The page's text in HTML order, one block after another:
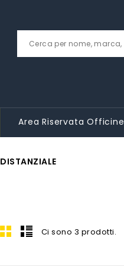
Area Riservata Officine
DISTANZIALE
Ci sono 3 prodotti.